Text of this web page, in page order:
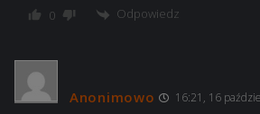
0 Odpowiedz
Anonimowo 16:21, 16